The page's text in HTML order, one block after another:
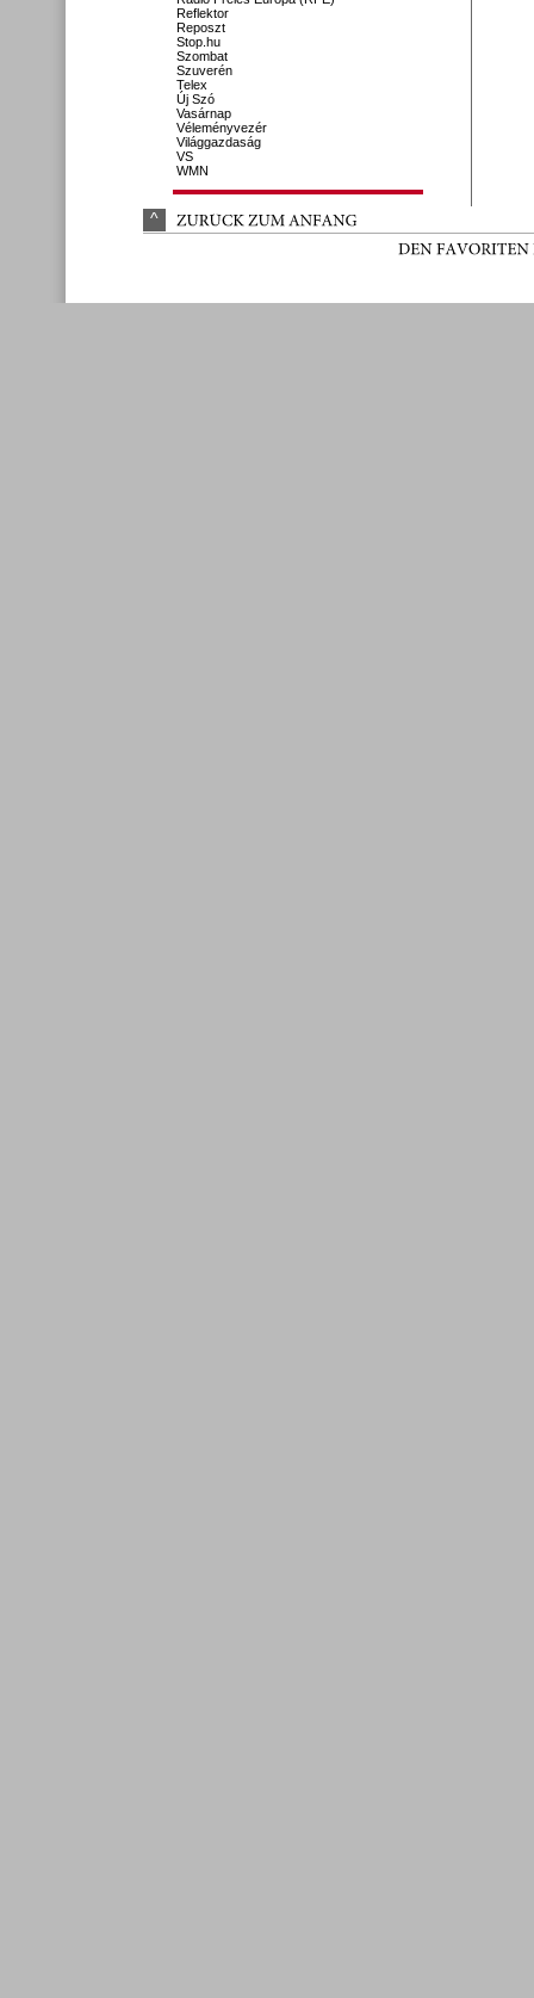
Reflektor
Reposzt
Stop.hu
Szombat
Szuverén
Telex
Új Szó
Vasárnap
Véleményvezér
Világgazdaság
VS
WMN
^ ZURÜCK ZUM ANFANG
DEN FAVORITEN